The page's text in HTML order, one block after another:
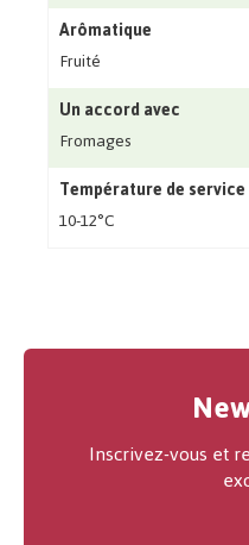
Arômatique
Fruité
Un accord avec
Fromages
Température de service
10-12°C
Inscrivez-vous et